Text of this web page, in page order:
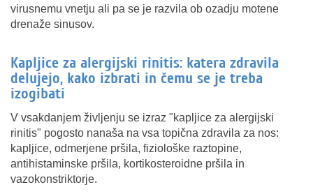
virusnemu vnetju ali pa se je razvila ob ozadju motene
drenaže sinusov.
Kapljice za alergijski rinitis: katera zdravila
delujejo, kako izbrati in čemu se je treba
izogibati
V vsakdanjem življenju se izraz "kapljice za alergijski
rinitis" pogosto nanaša na vsa topična zdravila za nos:
kapljice, odmerjene pršila, fiziološke raztopine,
antihistaminske pršila, kortikosteroidne pršila in
vazokonstriktorje.